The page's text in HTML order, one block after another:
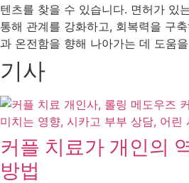
텐츠를 찾을 수 있습니다. 면허가 있
통해 관계를 강화하고, 회복력을 구
과 온전함을 향해 나아가는 데 도움
기사
커플 치료가 개인의
방법